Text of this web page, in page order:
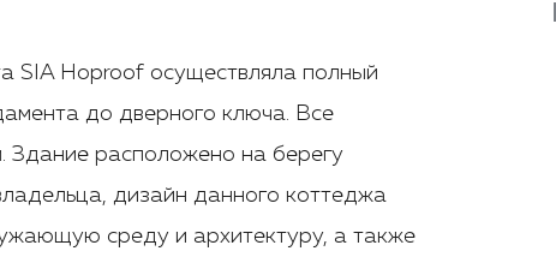
SIA Hoproof осуществляла полный
до дверного ключа. Все
Здание расположено на берегу
дизайн данного коттеджа
среду и архитектуру, а также